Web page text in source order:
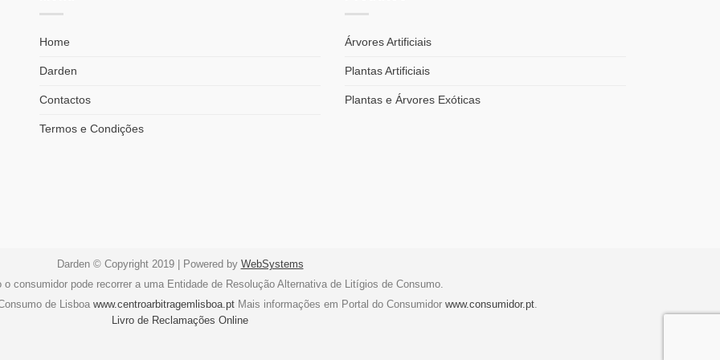
Home
Darden
Contactos
Termos e Condições
Árvores Artificiais
Plantas Artificiais
Plantas e Árvores Exóticas
Darden © Copyright 2019 | Powered by WebSystems
consumidor pode recorrer a uma Entidade de Resolução Alternativa de Litígios de Consumo.
de Lisboa www.centroarbitragemlisboa.ptMais informações em Portal do Consumidor www.consumidor.pt.
Livro de Reclamações Online